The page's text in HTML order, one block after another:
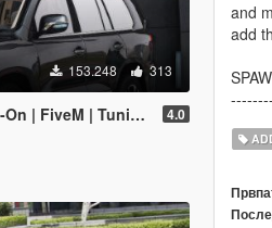
153.248 313
Tuning | VehFuncs V] 4.0
and
add